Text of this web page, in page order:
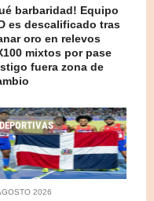
barbaridad! Equipo
es descalificado tras
oro en relevos
mixtos por pase
fuera zona de
DEPORTIVAS
2026